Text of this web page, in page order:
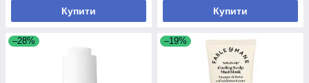
Купити Купити
–28% –19%